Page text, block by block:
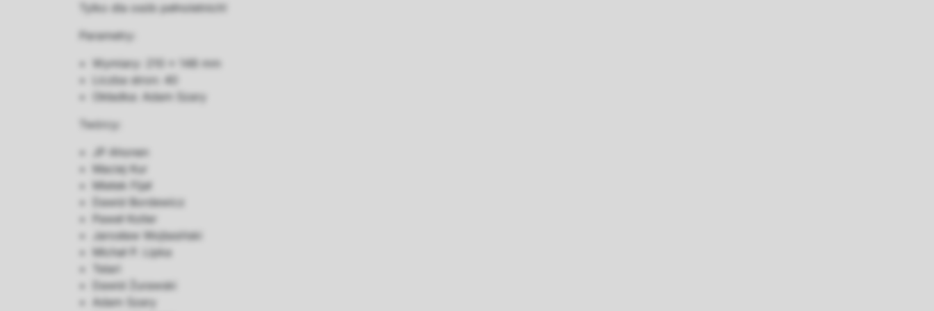
Tylko dla osób pełnoletnich!
Parametry:
Wymiary: 210 x 148 mm
Liczba stron: 40
Okładka: Adam Szary
Twórcy:
JP Ahonen
Maciej Kur
Mietek Fijał
Dawid Bordewicz
Paweł Koller
Jarosław Wojtasiński
Michał P. Lipka
Telari
Dawid Żurawski
Adam Szary